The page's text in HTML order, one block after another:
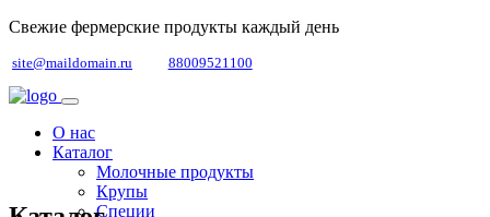
Свежие фермерские продукты каждый день
site@maildomain.ru 88009521100
О нас
Каталог
Молочные продукты
Крупы
Специи